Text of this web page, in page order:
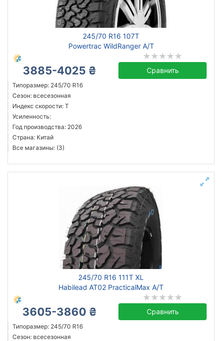
245/70 R16 107T
Powertrac WildRanger A/T
3885-4025 ₴ Сравнить
Типоразмер: 245/70 R16
Сезон: всесезонная
Индекс скорости: T
Усиленность:
Год производства: 2026
Страна: Китай
Все магазины: (3)
245/70 R16 111T XL
Habilead AT02 PracticalMax A/T
3605-3860 ₴ Сравнить
Типоразмер: 245/70 R16
Сезон: всесезонная